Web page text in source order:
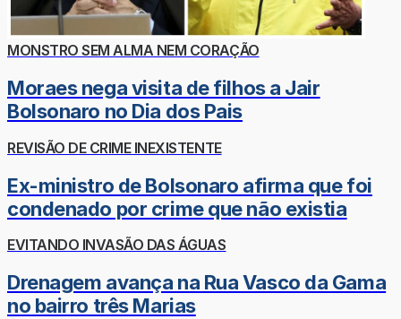
MONSTRO SEM ALMA NEM CORAÇÃO
Moraes nega visita de filhos a Jair
Bolsonaro no Dia dos Pais
REVISÃO DE CRIME INEXISTENTE
Ex-ministro de Bolsonaro afirma que foi
condenado por crime que não existia
EVITANDO INVASÃO DAS ÁGUAS
Drenagem avança na Rua Vasco da Gama
no bairro três Marias